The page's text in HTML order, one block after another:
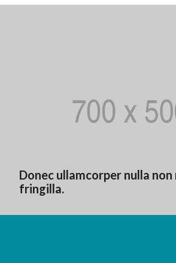
Donec ullamcorper nulla
fringilla.